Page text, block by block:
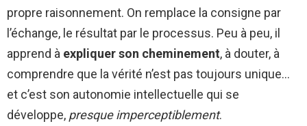
propre raisonnement. On remplace la consigne par
l’échange, le résultat par le processus. Peu à peu, il
apprend à expliquer son cheminement, à douter, à
comprendre que la vérité n’est pas toujours unique…
et c’est son autonomie intellectuelle qui se
développe, presque imperceptiblement.